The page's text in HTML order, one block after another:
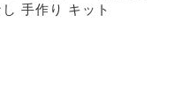
手作り キット